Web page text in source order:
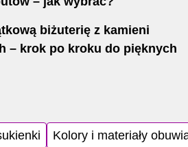
biżuterię z kamieni
– krok po kroku do pięknych
Kolory i materiały